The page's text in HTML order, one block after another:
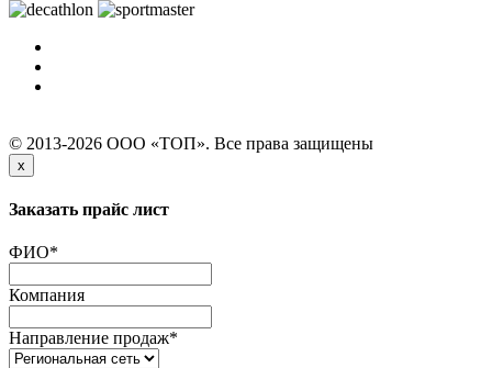
© 2013-2026 ООО «ТОП». Все права защищены
x
Заказать прайс лист
ФИО*
Компания
Направление продаж*